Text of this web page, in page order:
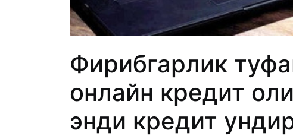
Фирибгарлик
онлайн кредит
энди кредит